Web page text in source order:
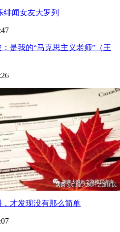
绯闻女友大罗列
是我的“马克思主义老师”（王
才发现没有那么简单